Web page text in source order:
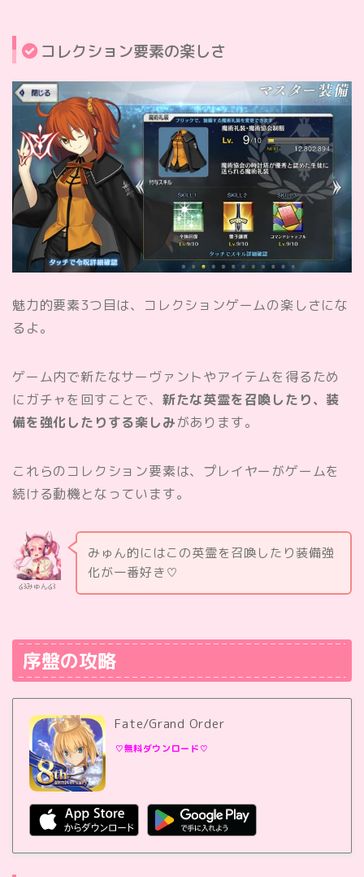
コレクション要素の楽しさ
魅力的要素3つ目は、コレクションゲームの楽しさにな
るよ。
ゲーム内で新たなサーヴァントやアイテムを得るため
にガチャを回すことで、 新たな英霊を召喚したり、装
備を強化したりする楽しみがあります。
これらのコレクション要素は、プレイヤーがゲームを
続ける動機となっています。
໒꒱みゅん໒꒱
みゅん的にはこの英霊を召喚したり装備強
化が一番好き♡
序盤の攻略
Fate/Grand Order
♡無料ダウンロード♡